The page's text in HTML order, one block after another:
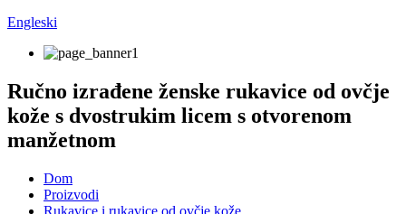
Engleski
Ručno izrađene ženske rukavice od ovčje
kože s dvostrukim licem s otvorenom
manžetnom
Dom
Proizvodi
Rukavice i rukavice od ovčje kože